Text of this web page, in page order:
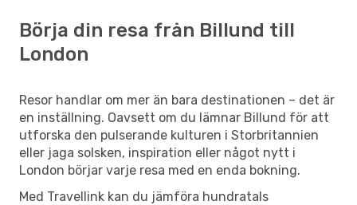
Börja din resa från Billund till
London
Resor handlar om mer än bara destinationen – det är
en inställning. Oavsett om du lämnar Billund för att
utforska den pulserande kulturen i Storbritannien
eller jaga solsken, inspiration eller något nytt i
London börjar varje resa med en enda bokning.
Med Travellink kan du jämföra hundratals